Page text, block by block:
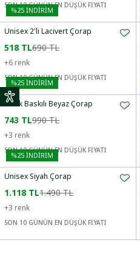
SON 10 GÜNÜN EN DÜŞÜK FİYATI
%25 İNDİRİM
Unisex 2'li Lacivert Çorap
518 TL690 TL
+6 renk
SON 10 GÜNÜN EN DÜŞÜK FİYATI
%25 İNDİRİM
Erkek Baskılı Beyaz Çorap
743 TL990 TL
+3 renk
SON 10 GÜNÜN EN DÜŞÜK FİYATI
%25 İNDİRİM
Unisex Siyah Çorap
1.118 TL1.490 TL
+3 renk
SON 10 GÜNÜN EN DÜŞÜK FİYATI